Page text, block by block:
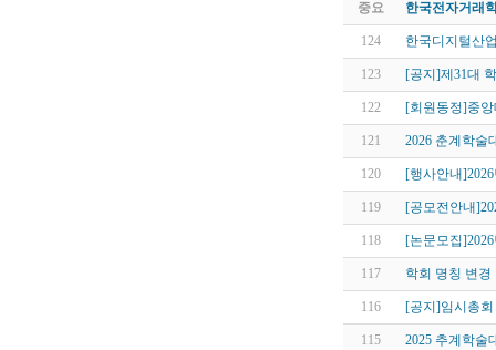
중요 한국전자거래
124 한국디지털산
123 [공지]제31대
122 [회원동정]중
121 2026 춘계학술
120 [행사안내
119 [공모전안내
118 [논문모집
117 학회 명칭 변
116 [공지]임시총
115 2025 추계학술